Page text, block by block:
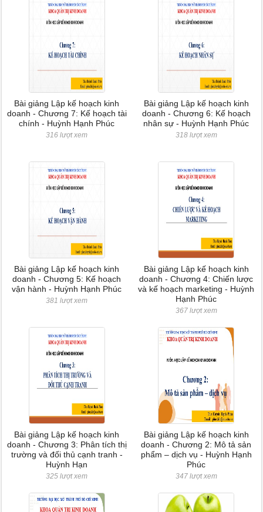
Bài giảng Lập kế hoạch kinh
doanh - Chương 7: Kế hoạch tài
chính - Huỳnh Hạnh Phúc
316 lượt xem
Bài giảng Lập kế hoạch kinh
doanh - Chương 6: Kế hoạch
nhân sự - Huỳnh Hạnh Phúc
318 lượt xem
Bài giảng Lập kế hoạch kinh
doanh - Chương 5: Kế hoạch
vận hành - Huỳnh Hạnh Phúc
381 lượt xem
Bài giảng Lập kế hoạch kinh
doanh - Chương 4: Chiến lược
và kế hoạch marketing - Huỳnh
Hạnh Phúc
367 lượt xem
Bài giảng Lập kế hoạch kinh
doanh - Chương 3: Phân tích thị
trường và đối thủ cạnh tranh -
Huỳnh Hạn
325 lượt xem
Bài giảng Lập kế hoạch kinh
doanh - Chương 2: Mô tả sản
phẩm – dịch vụ - Huỳnh Hạnh
Phúc
347 lượt xem